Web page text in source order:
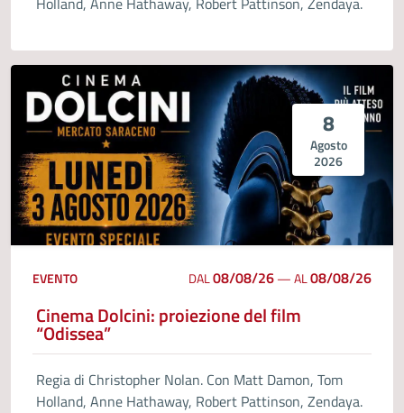
8
Agosto
2026
EVENTO DAL08/08/26—AL08/08/26
Cinema Dolcini: proiezione del film
“Odissea”
Regia di Christopher Nolan. Con Matt Damon, Tom
Holland, Anne Hathaway, Robert Pattinson, Zendaya.